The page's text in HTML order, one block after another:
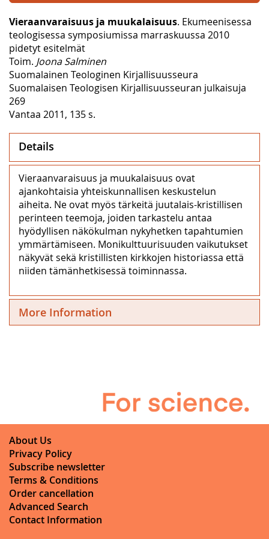
Vieraanvaraisuus ja muukalaisuus. Ekumeenisessa
teologisessa symposiumissa marraskuussa 2010
pidetyt esitelmät
Toim. Joona Salminen
Suomalainen Teologinen Kirjallisuusseura
Suomalaisen Teologisen Kirjallisuusseuran julkaisuja
269
Vantaa 2011, 135 s.
Details
Vieraanvaraisuus ja muukalaisuus ovat
ajankohtaisia yhteiskunnallisen keskustelun
aiheita. Ne ovat myös tärkeitä juutalais-kristillisen
perinteen teemoja, joiden tarkastelu antaa
hyödyllisen näkökulman nykyhetken tapahtumien
ymmärtämiseen. Monikulttuurisuuden vaikutukset
näkyvät sekä kristillisten kirkkojen historiassa että
niiden tämänhetkisessä toiminnassa.
More Information
About Us
Privacy Policy
Subscribe newsletter
Terms & Conditions
Order cancellation
Advanced Search
Contact Information